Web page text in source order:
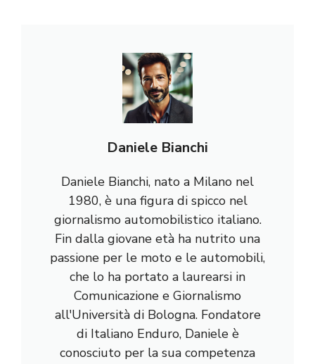
Daniele Bianchi
Daniele Bianchi, nato a Milano nel
1980, è una figura di spicco nel
giornalismo automobilistico italiano.
Fin dalla giovane età ha nutrito una
passione per le moto e le automobili,
che lo ha portato a laurearsi in
Comunicazione e Giornalismo
all'Università di Bologna. Fondatore
di Italiano Enduro, Daniele è
conosciuto per la sua competenza